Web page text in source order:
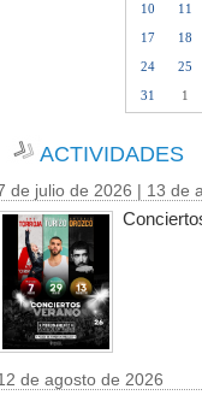
10
11
17
18
24
25
31
1
ACTIVIDADES
de julio de 2026 | 13 de
de agosto de 2026